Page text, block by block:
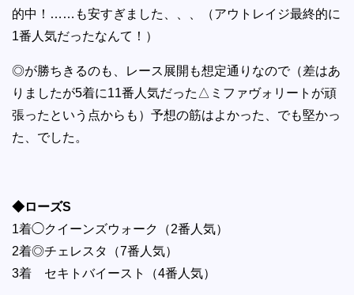
的中！……も安すぎました、、、（アウトレイジ最終的に
1番人気だったなんて！）
◎が勝ちきるのも、レース展開も想定通りなので（差はあ
りましたが5着に11番人気だった△ミファヴォリートが頑
張ったという点からも）予想の筋はよかった、でも堅かっ
た、でした。
◆ローズS
1着◯クイーンズウォーク（2番人気）
2着◎チェレスタ（7番人気）
3着 セキトバイースト（4番人気）